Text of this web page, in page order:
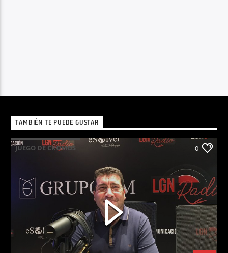
TAMBIÉN TE PUEDE GUSTAR
JUEGO DE CROMOS 0